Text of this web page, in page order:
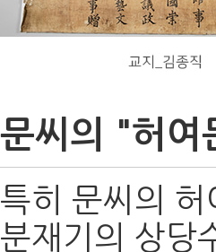
문씨의 "허여
특히 문씨의
분재기의 상당